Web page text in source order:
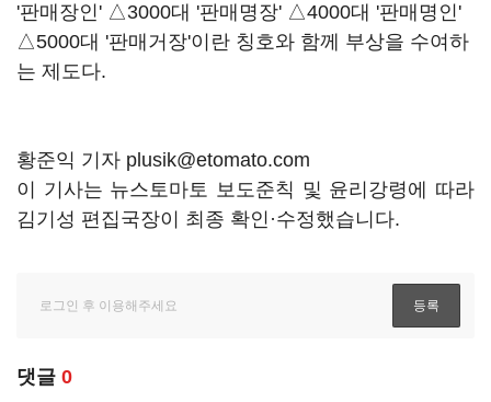
'판매장인' △3000대 '판매명장' △4000대 '판매명인'
△5000대 '판매거장'이란 칭호와 함께 부상을 수여하
는 제도다.
황준익 기자 plusik@etomato.com
이 기사는 뉴스토마토 보도준칙 및 윤리강령에 따라
김기성 편집국장이 최종 확인·수정했습니다.
댓글 0